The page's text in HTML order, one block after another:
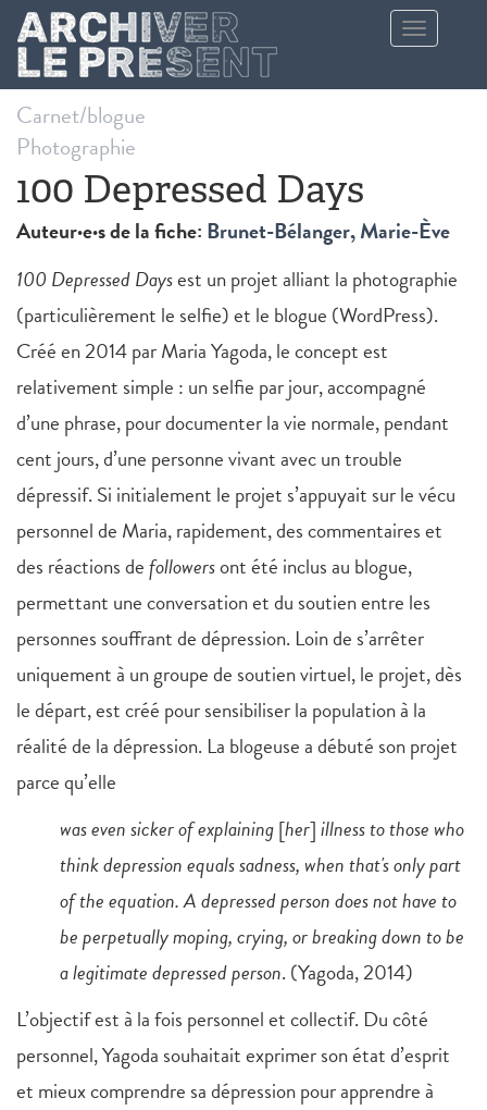
Aller au contenu principal
Toggle
navigation
Carnet/blogue
Photographie
100 Depressed Days
Auteur·e·s de la fiche: Brunet-Bélanger, Marie-Ève
100 Depressed Daysest un projet alliant la photographie
(particulièrement le selfie) et le blogue (WordPress).
Créé en 2014 par Maria Yagoda, le concept est
relativement simple : un selfie par jour, accompagné
d’une phrase, pour documenter la vie normale, pendant
cent jours, d’une personne vivant avec un trouble
dépressif. Si initialement le projet s’appuyait sur le vécu
personnel de Maria, rapidement, des commentaires et
des réactions defollowersont été inclus au blogue,
permettant une conversation et du soutien entre les
personnes souffrant de dépression. Loin de s’arrêter
uniquement à un groupe de soutien virtuel, le projet, dès
le départ, est créé pour sensibiliser la population à la
réalité de la dépression. La blogeuse a débuté son projet
parce qu’elle
was even sicker of explaining[her]illness to those who
think depression equals sadness, when that's only part
of the equation. A depressed person does not have to
be perpetually moping, crying, or breaking down to be
a legitimate depressed person. (Yagoda, 2014)
L’objectif est à la fois personnel et collectif. Du côté
personnel, Yagoda souhaitait exprimer son état d’esprit
et mieux comprendre sa dépression pour apprendre à